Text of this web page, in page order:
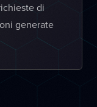
di
generate